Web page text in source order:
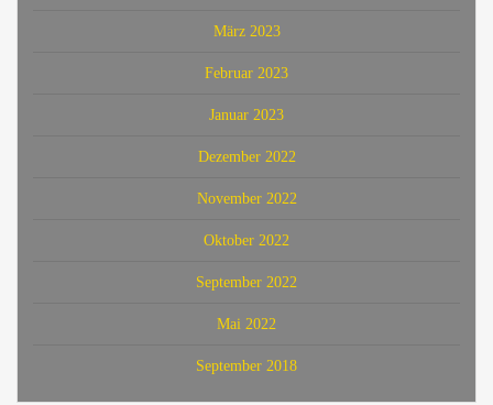
März 2023
Februar 2023
Januar 2023
Dezember 2022
November 2022
Oktober 2022
September 2022
Mai 2022
September 2018